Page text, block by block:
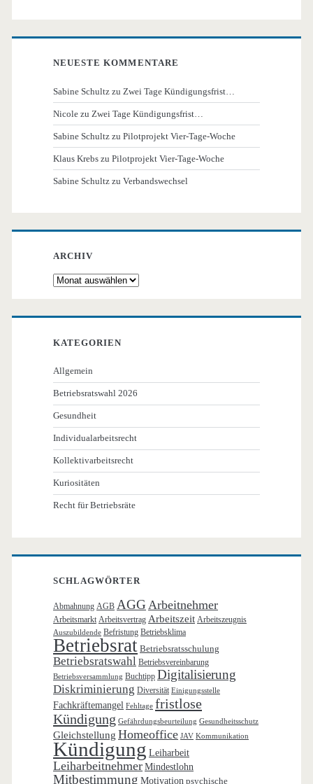
NEUESTE KOMMENTARE
Sabine Schultz zu Zwei Tage Kündigungsfrist…
Nicole zu Zwei Tage Kündigungsfrist…
Sabine Schultz zuPilotprojekt Vier-Tage-Woche
Klaus Krebs zuPilotprojekt Vier-Tage-Woche
Sabine Schultz zuVerbandswechsel
ARCHIV
Archiv
KATEGORIEN
Allgemein
Betriebsratswahl 2026
Gesundheit
Individualarbeitsrecht
Kollektivarbeitsrecht
Kuriositäten
Recht für Betriebsräte
SCHLAGWÖRTER
Abmahnung AGB AGG Arbeitnehmer
Arbeitsmarkt Arbeitsvertrag Arbeitszeit Arbeitszeugnis
Auszubildende Befristung Betriebsklima
Betriebsrat Betriebsratsschulung
Betriebsratswahl Betriebsvereinbarung
Betriebsversammlung Buchtipp Digitalisierung
Diskriminierung Diversität Einigungsstelle
Fachkräftemangel Fehltage fristlose
Kündigung Gefährdungsbeurteilung Gesundheitsschutz
Gleichstellung Homeoffice JAV Kommunikation
Kündigung Leiharbeit
Leiharbeitnehmer Mindestlohn
Mitbestimmung Motivation psychische